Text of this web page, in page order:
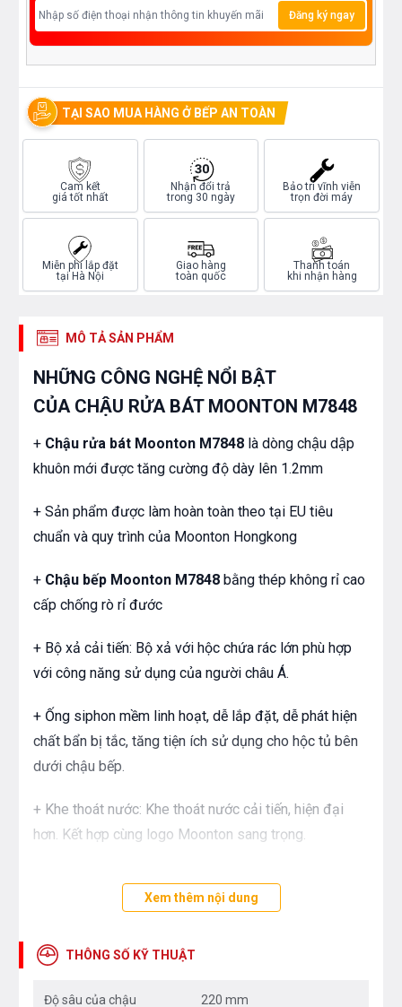
Đăng ký ngay
TẠI SAO MUA HÀNG Ở BẾP AN TOÀN
Cam kết
giá tốt nhất
Nhận đổi trả
trong 30 ngày
Bảo trì vĩnh viễn
trọn đời máy
Miễn phí lắp đặt
tại Hà Nội
Giao hàng
toàn quốc
Thanh toán
khi nhận hàng
MÔ TẢ SẢN PHẨM
NHỮNG CÔNG NGHỆ NỔI BẬT
CỦA CHẬU RỬA BÁT MOONTON M7848
+ Chậu rửa bát Moonton M7848 là dòng chậu dập
khuôn mới được tăng cường độ dày lên 1.2mm
+ Sản phẩm được làm hoàn toàn theo tại EU tiêu
chuẩn và quy trình của Moonton Hongkong
+ Chậu bếp Moonton M7848 bằng thép không rỉ cao
cấp chống rò rỉ đước
+ Bộ xả cải tiến: Bộ xả với hộc chứa rác lớn phù hợp
với công năng sử dụng của người châu Á.
+ Ống siphon mềm linh hoạt, dễ lắp đặt, dễ phát hiện
chất bẩn bị tắc, tăng tiện ích sử dụng cho hộc tủ bên
dưới chậu bếp.
+ Khe thoát nước: Khe thoát nước cải tiến, hiện đại
hơn. Kết hợp cùng logo Moonton sang trọng.
nghệ dập tạo các hạt vân nổi trải đều trên bề mặt
chậu như bùi nhùi sắt, đồ dùng làm bếp va chạm khi
Xem thêm nội dung
THÔNG SỐ KỸ THUẬT
Độ sâu của chậu 220 mm